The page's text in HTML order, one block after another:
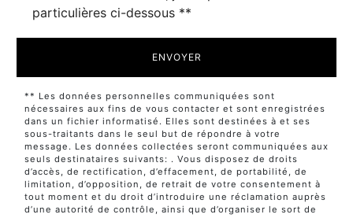
particulières ci-dessous **
ENVOYER
** Les données personnelles communiquées sont
nécessaires aux fins de vous contacter et sont enregistrées
dans un fichier informatisé. Elles sont destinées à et ses
sous-traitants dans le seul but de répondre à votre
message. Les données collectées seront communiquées aux
seuls destinataires suivants: . Vous disposez de droits
d’accès, de rectification, d’effacement, de portabilité, de
limitation, d’opposition, de retrait de votre consentement à
tout moment et du droit d’introduire une réclamation auprès
d’une autorité de contrôle, ainsi que d’organiser le sort de